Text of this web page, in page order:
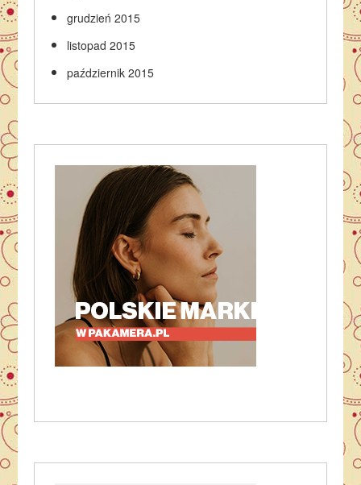
grudzień 2015
listopad 2015
październik 2015